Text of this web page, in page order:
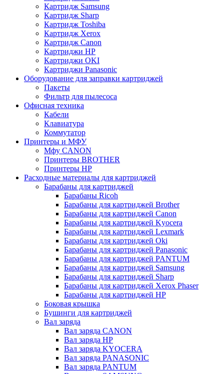
Картридж Samsung
Картридж Sharp
Картридж Toshiba
Картридж Xerox
Картридж Сanon
Картриджи HP
Картриджи OKI
Картриджи Panasonic
Оборудование для заправки картриджей
Пакеты
Фильтр для пылесоса
Офисная техника
Кабели
Клавиатура
Коммутатор
Принтеры и МФУ
Мфу CANON
Принтеры BROTHER
Принтеры HP
Расходные материалы для картриджей
Барабаны для картриджей
Барабаны Ricoh
Барабаны для картриджей Brother
Барабаны для картриджей Canon
Барабаны для картриджей Kyocera
Барабаны для картриджей Lexmark
Барабаны для картриджей Oki
Барабаны для картриджей Panasonic
Барабаны для картриджей PANTUM
Барабаны для картриджей Samsung
Барабаны для картриджей Sharp
Барабаны для картриджей Xerox Phaser
Барабаны для картриджей НР
Боковая крышка
Бушинги для картриджей
Вал заряда
Вал заряда CANON
Вал заряда HP
Вал заряда KYOCERA
Вал заряда PANASONIC
Вал заряда PANTUM